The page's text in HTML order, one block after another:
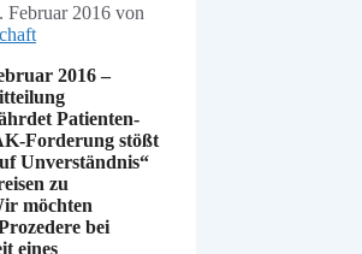
Februar 2016 von
2016 –
Patienten-
Forderung stößt
Unverständnis“
zu
möchten
bei
eines